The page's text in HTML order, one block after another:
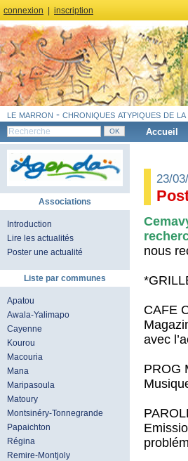
connexion inscription
le marron - chroniques atypiques de
Accueil
Associations
Introduction
Lire les actualités
Poster une actualité
Liste par communes
Apatou
Awala-Yalimapo
Cayenne
Kourou
Macouria
Mana
Maripasoula
Matoury
Montsinéry-Tonnegrande
Papaichton
Régina
Remire-Montjoly
23/
nous
CAFE
avec
PROG